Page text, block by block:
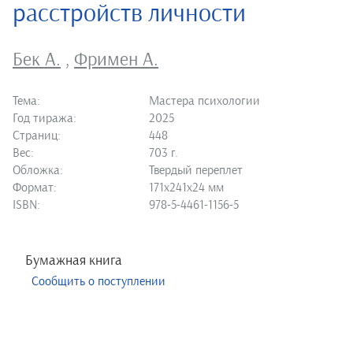
расстройств личности
Бек А. , Фримен А.
Тема:
Мастера психологии
Год тиража:
2025
Страниц:
448
Вес:
703 г.
Обложка:
Твердый переплет
Формат:
171х241х24 мм
ISBN:
978-5-4461-1156-5
Бумажная книга
Сообщить о поступлении